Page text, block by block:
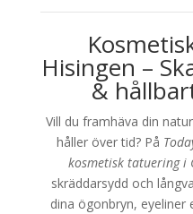
Hisingen –
&
Vill du framhäva din
håller över tid? På
kosmetisk tatuering i
skräddarsydd och
dina ögonbryn, eyeliner